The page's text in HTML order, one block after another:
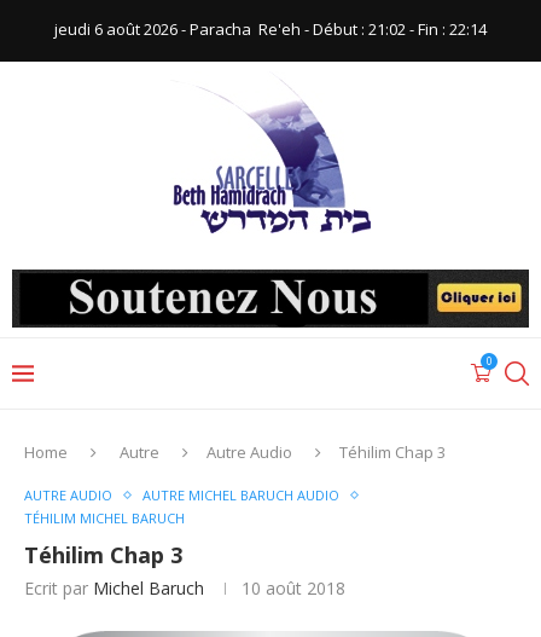
jeudi 6 août 2026 - Paracha ‪ Re'eh‬ - Début : 21:02‬ - Fin : ‪22:14‬
0
Home Autre Autre Audio Téhilim Chap 3
AUTRE AUDIO
AUTRE MICHEL BARUCH AUDIO
TÉHILIM MICHEL BARUCH
Téhilim Chap 3
Ecrit par Michel Baruch 10 août 2018